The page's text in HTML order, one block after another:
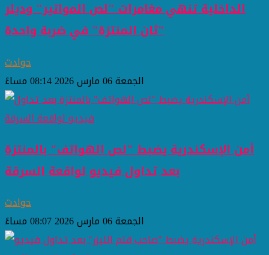
الداخلية تنهي مغامرات "لص المواتير" وديلر
"ثان المنتزة" في ضربة واحدة
حوادث
الجمعة 06 مارس 2026 08:14 مساءً
أمن الإسكندرية يضبط "لص الهواتف" بالمنتزة
بعد تداول فيديو لواقعة السرقة
حوادث
الجمعة 06 مارس 2026 08:07 مساءً